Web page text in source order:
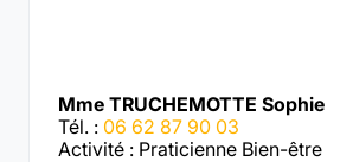
Mme TRUCHEMOTTE Sophie
Tél. : 06 62 87 90 03
Activité : Praticienne Bien-être